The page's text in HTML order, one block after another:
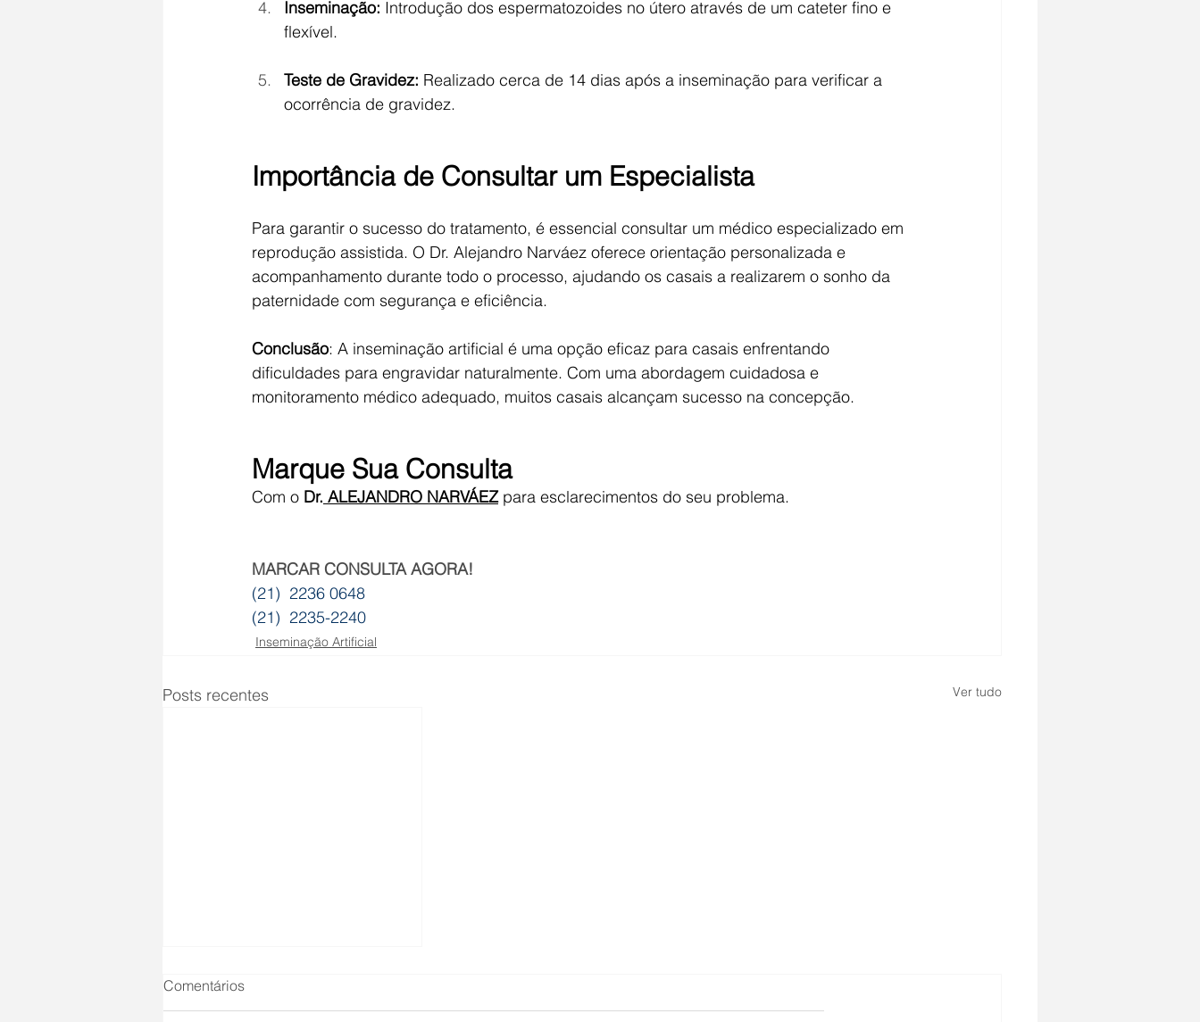
Inseminação: Introdução dos espermatozoides no útero através de um cateter fino e
flexível.
Teste de Gravidez: Realizado cerca de 14 dias após a inseminação para verificar a
ocorrência de gravidez.
Importância de Consultar um Especialista
Para garantir o sucesso do tratamento, é essencial consultar um médico especializado em
reprodução assistida. O Dr. Alejandro Narváez oferece orientação personalizada e
acompanhamento durante todo o processo, ajudando os casais a realizarem o sonho da
paternidade com segurança e eficiência.
Conclusão: A inseminação artificial é uma opção eficaz para casais enfrentando
dificuldades para engravidar naturalmente. Com uma abordagem cuidadosa e
monitoramento médico adequado, muitos casais alcançam sucesso na concepção.
Marque Sua Consulta
Com o Dr. ALEJANDRO NARVÁEZ para esclarecimentos do seu problema.
MARCAR CONSULTA AGORA!
(21)  2236 0648
(21)  2235-2240
Inseminação Artificial
Posts recentes Ver tudo
Comentários